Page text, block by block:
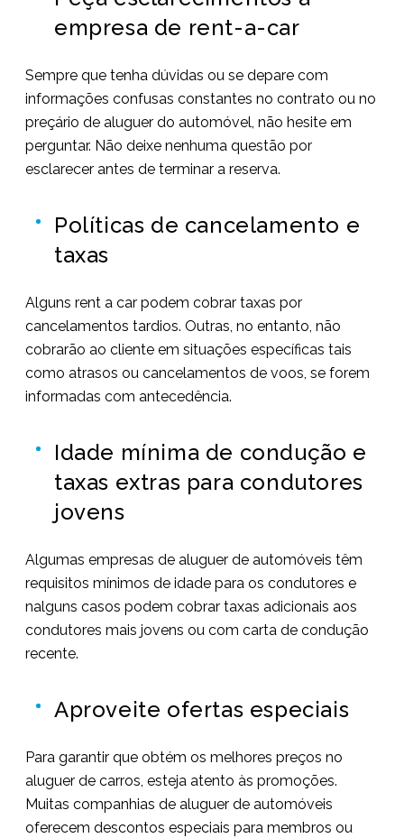
empresa de rent-a-car
Sempre que tenha dúvidas ou se depare com
informações confusas constantes no contrato ou no
preçário de aluguer do automóvel, não hesite em
perguntar. Não deixe nenhuma questão por
esclarecer antes de terminar a reserva.
Políticas de cancelamento e
taxas
Alguns rent a car podem cobrar taxas por
cancelamentos tardios. Outras, no entanto, não
cobrarão ao cliente em situações específicas tais
como atrasos ou cancelamentos de voos, se forem
informadas com antecedência.
Idade mínima de condução e
taxas extras para condutores
jovens
Algumas empresas de aluguer de automóveis têm
requisitos mínimos de idade para os condutores e
nalguns casos podem cobrar taxas adicionais aos
condutores mais jovens ou com carta de condução
recente.
Aproveite ofertas especiais
Para garantir que obtém os melhores preços no
aluguer de carros, esteja atento às promoções.
Muitas companhias de aluguer de automóveis
oferecem descontos especiais para membros ou